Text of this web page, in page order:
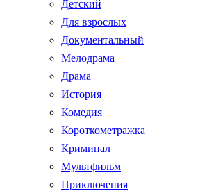
Детский
Для взрослых
Документальный
Мелодрама
Драма
История
Комедия
Короткометражка
Криминал
Мультфильм
Приключения